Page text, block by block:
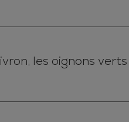
les oignons